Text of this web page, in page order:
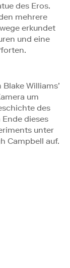
des Eros.
mehrere
erkundet
und eine
Williams’
um
des
dieses
unter
Campbell auf.